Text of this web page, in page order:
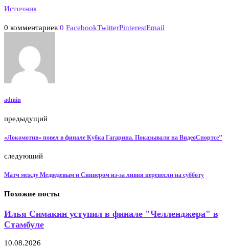
Источник
0 комментариев 0 FacebookTwitterPinterestEmail
admin
предыдущий
«Локомотив» повел в финале Кубка Гагарина. Показывали на ВидеоСпортсе’’
следующий
Матч между Медведевым и Синнером из-за ливня перенесли на субботу
Похожие посты
Илья Симакин уступил в финале "Челленджера" в
Стамбуле
10.08.2026